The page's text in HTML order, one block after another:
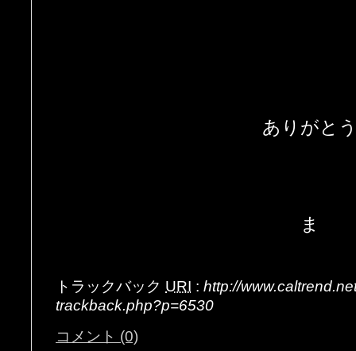
ありがと
ま
トラックバック URI : http://
trackback.php?p=6530
コメント (0)